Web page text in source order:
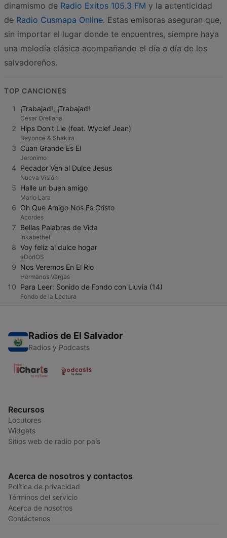
dinamismo de Radio Exitos 105.3 FM y la autenticidad
de Radio Cusmapa Online. Estas emisoras aseguran que,
sin importar el lugar donde te encuentres, siempre haya
una melodía clásica acompañando el día a día de los
salvadoreños.
TOP CANCIONES
1 ¡Trabajad!, ¡Trabajad!
César Orellana
2 Hips Don't Lie (feat. Wyclef Jean)
Beyoncé & Shakira
3 Cuan Grande Es El
Jeronimo
4 Pecador Ven al Dulce Jesus
Nueva Visión
5 Halle un buen amigo
Mario Lara
6 Oh Que Amigo Nos Es Cristo
Acordes
7 Bellas Palabras de Vida
Inkabethel
8 Voy feliz al dulce hogar
aDorIOS
9 Nos Veremos En El Rio
Hermanos Vargas
10 Para Leer: Sonido de Fondo con Lluvia (14)
Fondo de la Lectura
Radios de El Salvador
Radios y Podcasts
Recursos
Locutores
Widgets
Sitios web de radio por país
Acerca de nosotros y contactos
Política de privacidad
Términos del servicio
Acerca de nosotros
Contáctenos